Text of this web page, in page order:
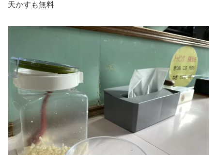
天かすも無料